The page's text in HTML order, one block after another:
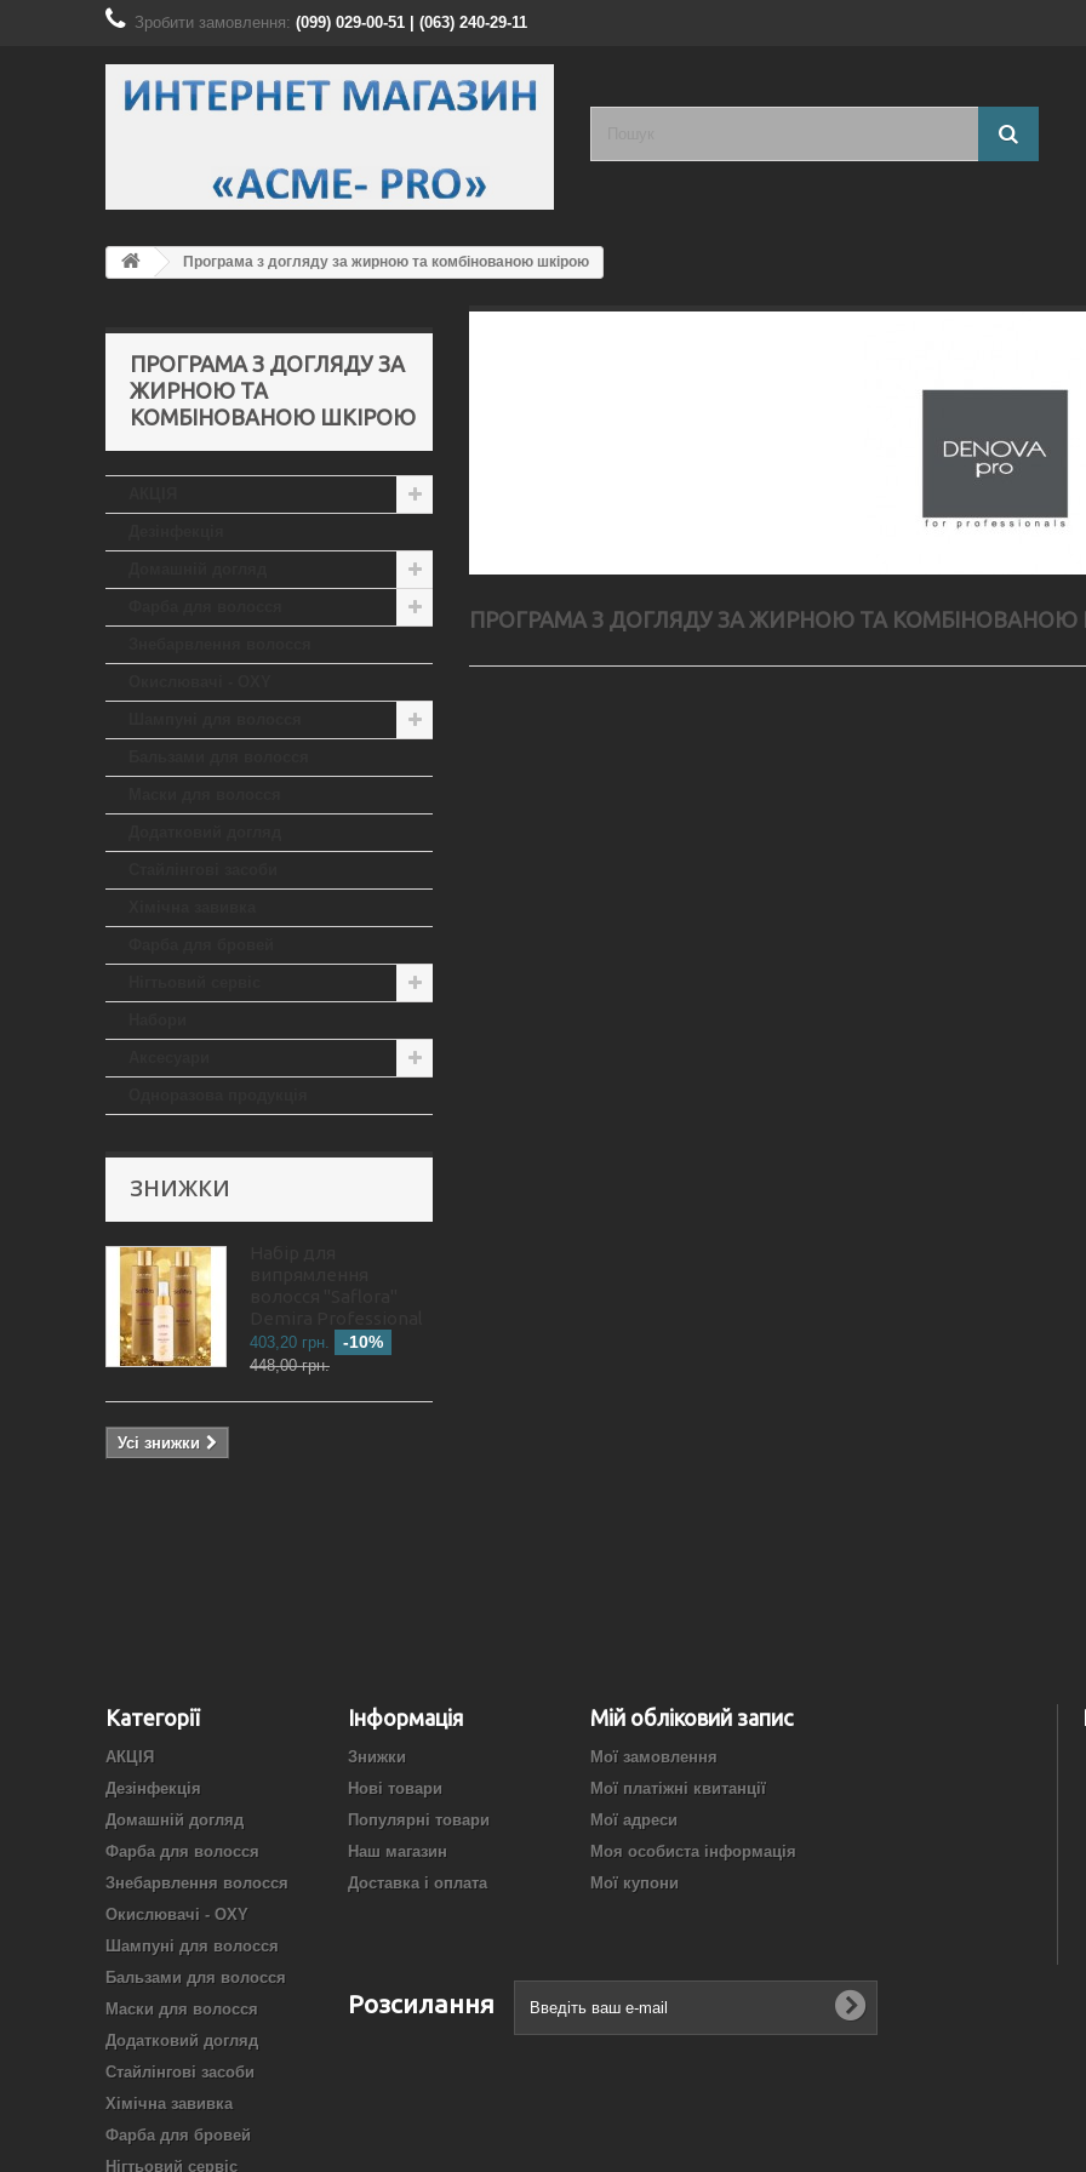
Зробити замовлення: (099) 029-00-51 | (063) 240-29-11
Програма з догляду за жирною та комбінованою шкірою
ПРОГРАМА З ДОГЛЯДУ ЗА
ЖИРНОЮ ТА
КОМБІНОВАНОЮ ШКІРОЮ
ЗНИЖКИ
403,20 грн. -10%
448,00 грн.
Усі знижки
ПРОГРАМА З ДОГЛЯДУ ЗА ЖИРНОЮ ТА
Категорії
АКЦІЯ
Дезінфекція
Домашній догляд
Фарба для волосся
Знебарвлення волосся
Окислювачі - OXY
Шампуні для волосся
Бальзами для волосся
Маски для волосся
Додатковий догляд
Стайлінгові засоби
Хімічна завивка
Фарба для бровей
Нігтьовий сервіс
Інформація
Знижки
Нові товари
Популярні товари
Наш магазин
Доставка і оплата
Мій обліковий запис
Мої замовлення
Мої платіжні квитанції
Мої адреси
Моя особиста інформація
Мої купони
Розсилання